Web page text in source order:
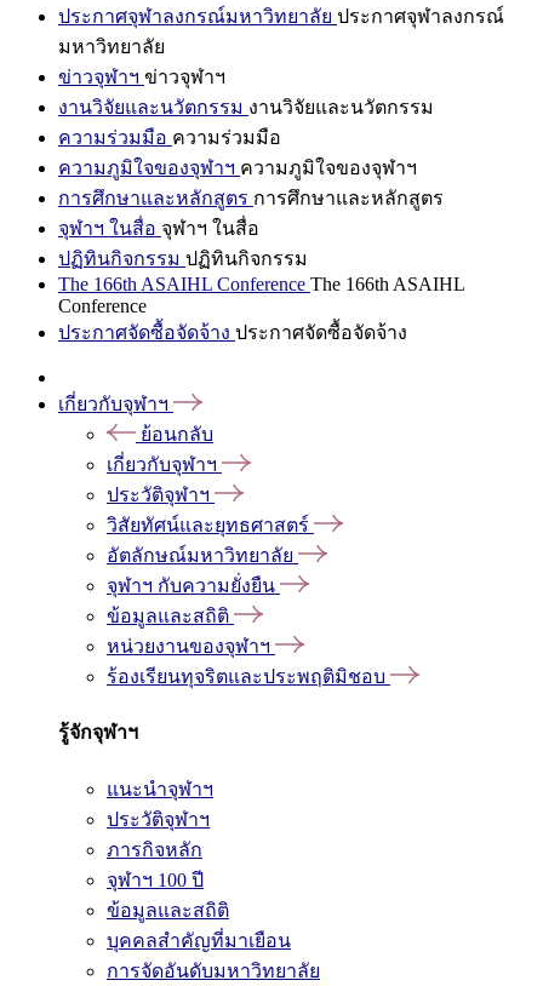
ประกาศจุฬาลงกรณ์มหาวิทยาลัย ประกาศจุฬาลงกรณ์
มหาวิทยาลัย
ข่าวจุฬาฯ ข่าวจุฬาฯ
งานวิจัยและนวัตกรรม งานวิจัยและนวัตกรรม
ความร่วมมือ ความร่วมมือ
ความภูมิใจของจุฬาฯ ความภูมิใจของจุฬาฯ
การศึกษาและหลักสูตร การศึกษาและหลักสูตร
จุฬาฯ ในสื่อ จุฬาฯ ในสื่อ
ปฏิทินกิจกรรม ปฏิทินกิจกรรม
The 166th ASAIHL Conference The 166th ASAIHL
Conference
ประกาศจัดซื้อจัดจ้าง ประกาศจัดซื้อจัดจ้าง
เกี่ยวกับจุฬาฯ
ย้อนกลับ
เกี่ยวกับจุฬาฯ
ประวัติจุฬาฯ
วิสัยทัศน์และยุทธศาสตร์
อัตลักษณ์มหาวิทยาลัย
จุฬาฯ กับความยั่งยืน
ข้อมูลและสถิติ
หน่วยงานของจุฬาฯ
ร้องเรียนทุจริตและประพฤติมิชอบ
รู้จักจุฬาฯ
แนะนำจุฬาฯ
ประวัติจุฬาฯ
ภารกิจหลัก
จุฬาฯ 100 ปี
ข้อมูลและสถิติ
บุคคลสำคัญที่มาเยือน
การจัดอันดับมหาวิทยาลัย